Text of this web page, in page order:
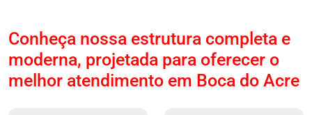
Conheça nossa estrutura completa e
moderna, projetada para oferecer o
melhor atendimento em Boca do Acre